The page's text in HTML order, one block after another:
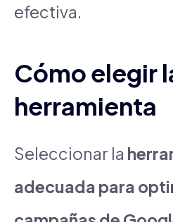
efectiva.
Cómo elegir
herramienta
Seleccionar la
adecuada para